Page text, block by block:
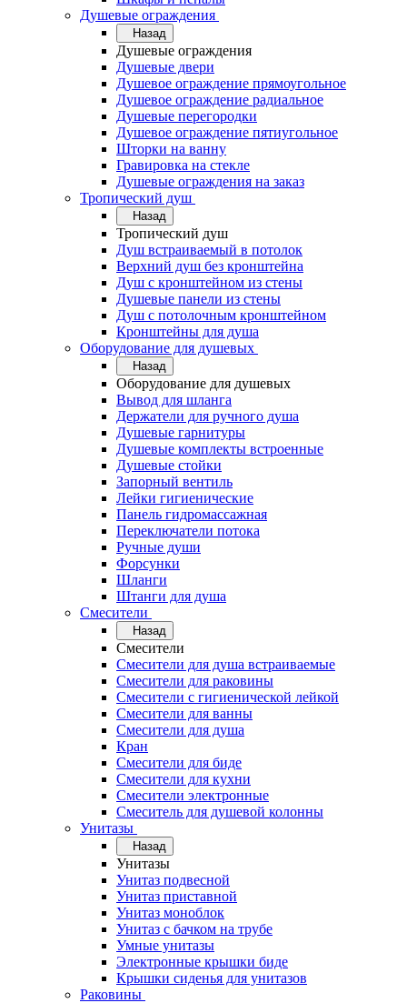
Душевые ограждения
Назад
Душевые ограждения
Душевые двери
Душевое ограждение прямоугольное
Душевое ограждение радиальное
Душевые перегородки
Душевое ограждение пятиугольное
Шторки на ванну
Гравировка на стекле
Душевые ограждения на заказ
Тропический душ
Назад
Тропический душ
Душ встраиваемый в потолок
Верхний душ без кронштейна
Душ с кронштейном из стены
Душевые панели из стены
Душ с потолочным кронштейном
Кронштейны для душа
Оборудование для душевых
Назад
Оборудование для душевых
Вывод для шланга
Держатели для ручного душа
Душевые гарнитуры
Душевые комплекты встроенные
Душевые стойки
Запорный вентиль
Лейки гигиенические
Панель гидромассажная
Переключатели потока
Ручные души
Форсунки
Шланги
Штанги для душа
Смесители
Назад
Смесители
Смесители для душа встраиваемые
Смесители для раковины
Смесители с гигиенической лейкой
Смесители для ванны
Смесители для душа
Кран
Смесители для биде
Смесители для кухни
Смесители электронные
Смеситель для душевой колонны
Унитазы
Назад
Унитазы
Унитаз подвесной
Унитаз приставной
Унитаз моноблок
Унитаз с бачком на трубе
Умные унитазы
Электронные крышки биде
Крышки сиденья для унитазов
Раковины